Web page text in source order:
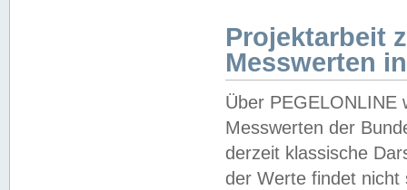
Projektarbeit
Messwerten
Über PEGELONLINE
Messwerten der
derzeit klassische
der Werte findet